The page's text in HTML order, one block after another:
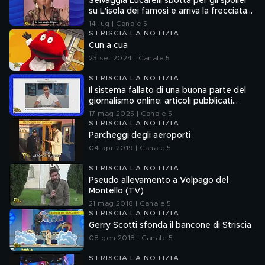
su L'isola dei famosi e arriva la frecciata
di Fedez
14 lug | Canale 5
STRISCIA LA NOTIZIA
Cun a cua
23 set 2024 | Canale 5
STRISCIA LA NOTIZIA
Il sistema fallato di una buona parte del
giornalismo online: articoli pubblicati
senza la verifica delle fonti
17 mag 2025 | Canale 5
STRISCIA LA NOTIZIA
Parcheggi degli aeroporti
04 apr 2019 | Canale 5
STRISCIA LA NOTIZIA
Pseudo allevamento a Volpago del
Montello (TV)
21 mag 2018 | Canale 5
STRISCIA LA NOTIZIA
Gerry Scotti sfonda il bancone di Striscia
08 gen 2018 | Canale 5
STRISCIA LA NOTIZIA